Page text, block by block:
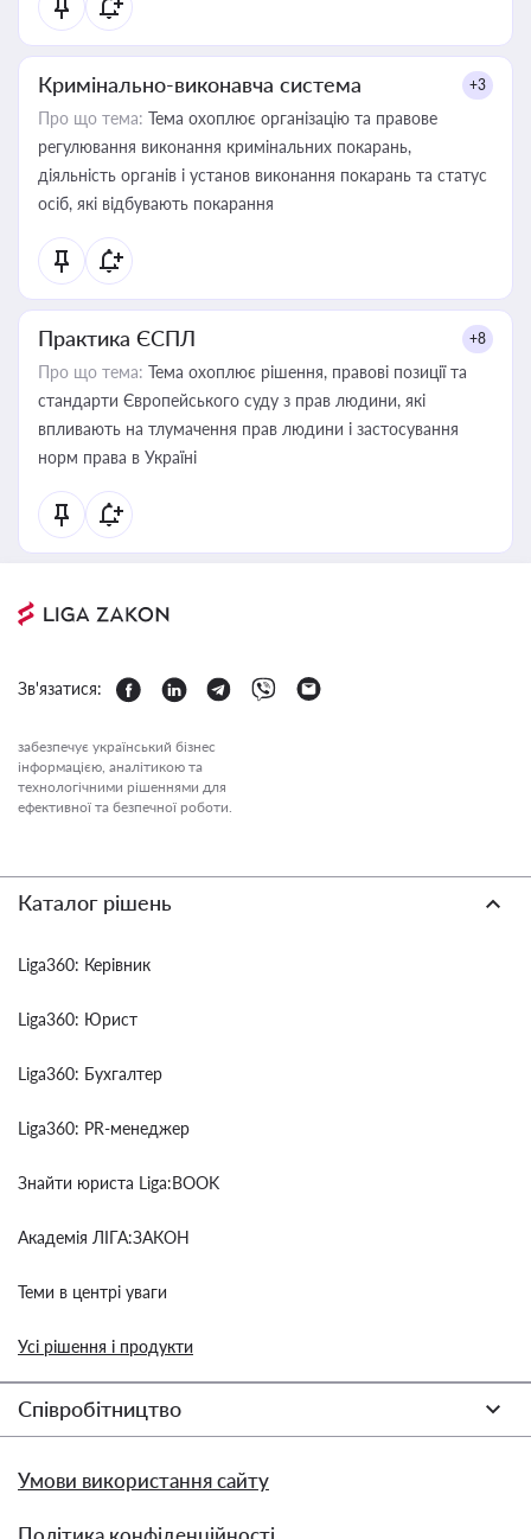
Кримінально-виконавча система +3
Про що тема: Тема охоплює організацію та правове
регулювання виконання кримінальних покарань,
діяльність органів і установ виконання покарань та статус
осіб, які відбувають покарання
Практика ЄСПЛ +8
Про що тема: Тема охоплює рішення, правові позиції та
стандарти Європейського суду з прав людини, які
впливають на тлумачення прав людини і застосування
норм права в Україні
Зв'язатися:
забезпечує український бізнес
інформацією, аналітикою та
технологічними рішеннями для
ефективної та безпечної роботи.
Каталог рішень
Liga360: Керівник
Liga360: Юрист
Liga360: Бухгалтер
Liga360: PR-менеджер
Знайти юриста Liga:BOOK
Академія ЛІГА:ЗАКОН
Теми в центрі уваги
Усі рішення і продукти
Співробітництво
Умови використання сайту